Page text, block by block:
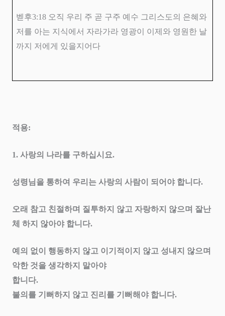
벧후3:18 오직 우리 주 곧 구주 예수 그리스도의 은혜와
저를 아는 지식에서 자라가라 영광이 이제와 영원한 날
까지 저에게 있을지어다
적용:
1. 사랑의 나라를 구하십시요.
성령님을 통하여 우리는 사랑의 사람이 되어야 합니다.
오래 참고 친절하며 질투하지 않고 자랑하지 않으며 잘난
체 하지 않아야 합니다.
예의 없이 행동하지 않고 이기적이지 않고 성내지 않으며
악한 것을 생각하지 말아야
합니다.
불의를 기뻐하지 않고 진리를 기뻐해야 합니다.